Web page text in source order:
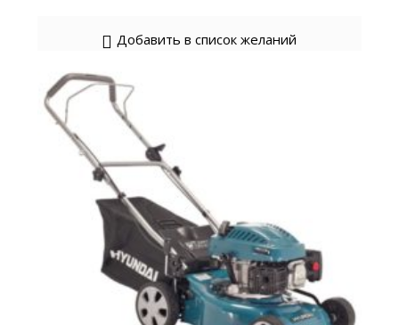
Добавить в список желаний